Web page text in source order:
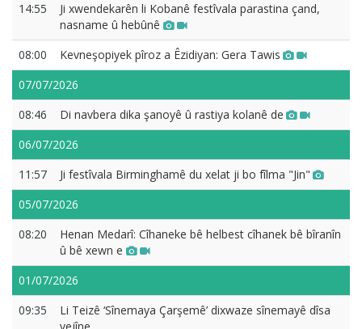
14:55
Ji xwendekarên li Kobanê festîvala parastina çand,
nasname û hebûnê
08:00
Kevneşopiyek pîroz a Êzidiyan: Gera Tawis
07/07/2026
08:46
Di navbera dika şanoyê û rastiya kolanê de
06/07/2026
11:57
Ji festîvala Birminghamê du xelat ji bo fîlma "Jin"
05/07/2026
08:20
Henan Medarî: Cîhaneke bê helbest cîhanek bê bîranîn
û bê xewn e
01/07/2026
09:35
Li Teizê ‘Sînemaya Çarşemê’ dixwaze sînemayê dîsa